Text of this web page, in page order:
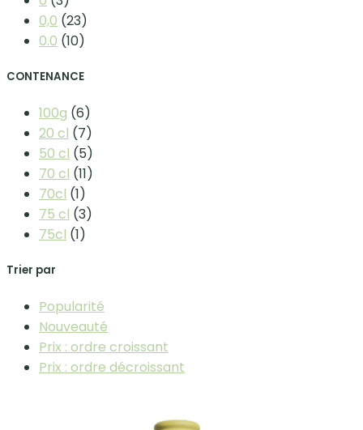
0,0 (23)
0.0 (10)
CONTENANCE
100g (6)
20 cl (7)
50 cl (5)
70 cl (11)
70cl (1)
75 cl (3)
75cl (1)
Trier par
Popularité
Nouveauté
Prix : ordre croissant
Prix : ordre décroissant